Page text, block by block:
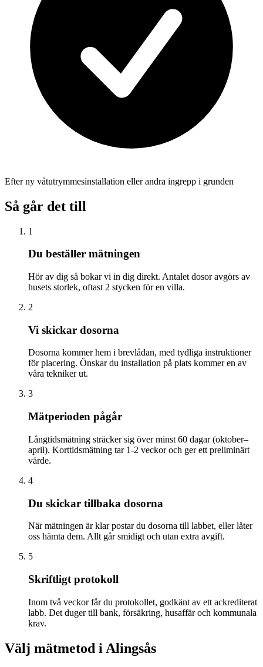
Efter ny våtutrymmesinstallation eller andra ingrepp i grunden
Så går det till
1
Du beställer mätningen
Hör av dig så bokar vi in dig direkt. Antalet dosor avgörs av
husets storlek, oftast 2 stycken för en villa.
2
Vi skickar dosorna
Dosorna kommer hem i brevlådan, med tydliga instruktioner
för placering. Önskar du installation på plats kommer en av
våra tekniker ut.
3
Mätperioden pågår
Långtidsmätning sträcker sig över minst 60 dagar (oktober–
april). Korttidsmätning tar 1-2 veckor och ger ett preliminärt
värde.
4
Du skickar tillbaka dosorna
När mätningen är klar postar du dosorna till labbet, eller låter
oss hämta dem. Allt går smidigt och utan extra avgift.
5
Skriftligt protokoll
Inom två veckor får du protokollet, godkänt av ett ackrediterat
labb. Det duger till bank, försäkring, husaffär och kommunala
krav.
Välj mätmetod i Alingsås